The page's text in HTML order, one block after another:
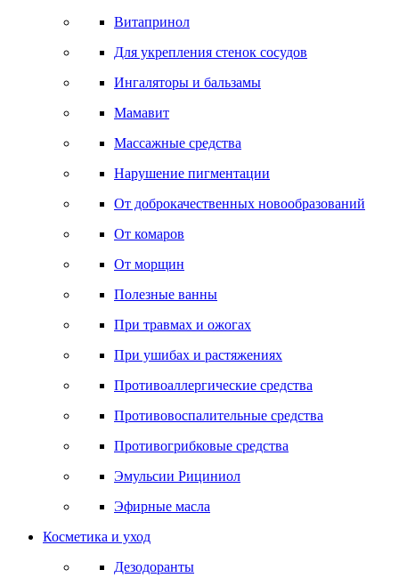
Витапринол
Для укрепления стенок сосудов
Ингаляторы и бальзамы
Мамавит
Массажные средства
Нарушение пигментации
От доброкачественных новообразований
От комаров
От морщин
Полезные ванны
При травмах и ожогах
При ушибах и растяжениях
Противоаллергические средства
Противовоспалительные средства
Противогрибковые средства
Эмульсии Рициниол
Эфирные масла
Косметика и уход
Дезодоранты